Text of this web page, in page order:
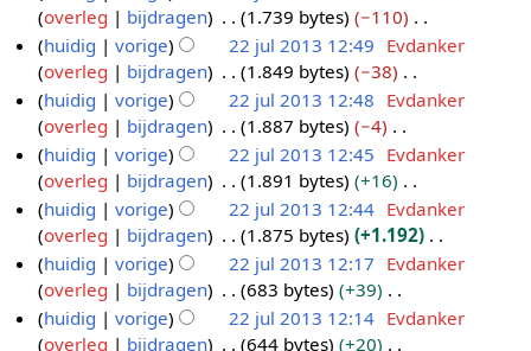
i
n
g
t
t
i
n
g
m
e
n
v
a
t
t
i
n
g
s
a
m
e
n
v
a
t
t
i
n
g
g
s
s
a
m
e
n
v
a
t
t
i
n
i
n
g
s
s
a
m
e
n
v
a
t
t
e
r
k
i
n
g
s
s
a
m
e
n
v
a
e
w
e
r
k
i
n
g
s
s
a
m
e
n
b
e
w
e
r
k
i
n
g
s
s
a
e
e
n
b
e
w
e
r
k
i
n
g
s
overleg
bijdragen 1.739 bytes
−110
G
e
e
n
b
e
w
e
r
k
i
n
huidig vorige 22 jul 2013 12:49 Evdanker
overleg
bijdragen 1.849 bytes
−38
G
e
e
n
b
e
w
e
r
k
huidig vorige 22 jul 2013 12:48 Evdanker
overleg
bijdragen 1.887 bytes
−4
G
e
e
n
b
e
w
e
huidig vorige 22 jul 2013 12:45 Evdanker
overleg
bijdragen 1.891 bytes
+16
G
e
e
n
b
e
huidig vorige 22 jul 2013 12:44 Evdanker
overleg
bijdragen 1.875 bytes
+1.192
G
e
e
n
huidig vorige 22 jul 2013 12:17 Evdanker
overleg
bijdragen 683 bytes
+39
G
e
huidig vorige 22 jul 2013 12:14 Evdanker
overleg
bijdragen 644 bytes +20